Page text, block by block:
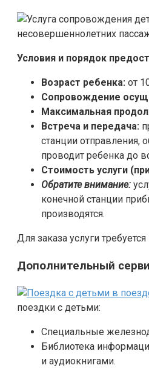
несовершеннолетних
Условия и порядок
Возраст ребенка: от
Сопровождение
Максимальная
Встреча и передача:
станции отправления,
проводит ребенка до
Стоимость услуги
Обратите внимание:
конечной станции
производятся.
Для заказа услуги
Дополнительный
поездки с детьми:
Специальные
Библиотека
и аудиокнигами.